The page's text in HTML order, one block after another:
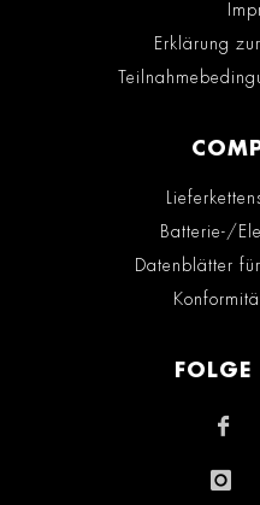
Erklärung
Batterie-/
Datenblätter